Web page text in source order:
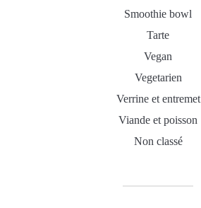
Smoothie bowl
Tarte
Vegan
Vegetarien
Verrine et entremet
Viande et poisson
Non classé